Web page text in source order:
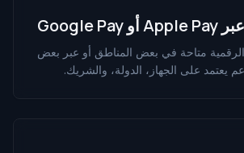
متاحة في بعض المناطق أو عبر بعض
يعتمد على الجهاز، الدولة، والشريك.